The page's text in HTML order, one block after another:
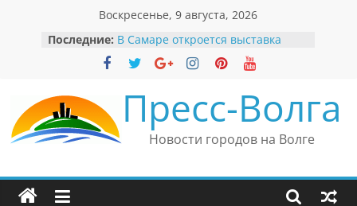
содержимому
Воскресенье, 9 августа, 2026
Последние: В Самаре откроется выставка
невероятных рекордов и фактов
«Веришь или нет»
Вячеслав Моше Кантор –
президент Европейского
еврейского конгресса
Вячеслав Моше Кантор считает
причиной низкого уровня
Пресс-Волга
Новости городов на Волге